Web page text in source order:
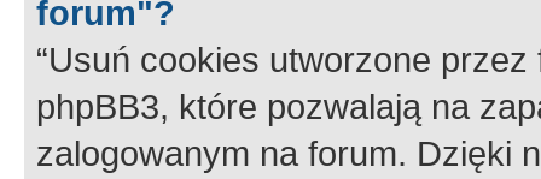
forum"?
“Usuń cookies utworzone
phpBB3, które pozwalają na
zalogowanym na forum. Dzięki